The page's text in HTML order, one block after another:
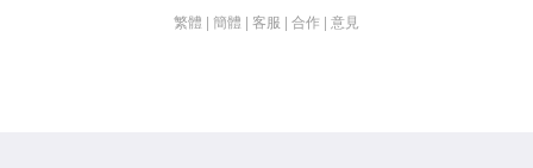
繁體 | 簡體 | 客服 | 合作 | 意見